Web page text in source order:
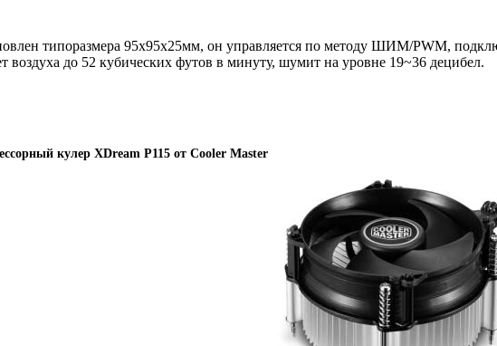
типоразмера 95x95x25мм, он управляется по методу ШИМ/PWM,
до 52 кубических футов в минуту, шумит на уровне 19~36 децибел.
кулер XDream P115 от Cooler Master